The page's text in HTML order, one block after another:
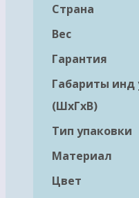
Страна
Вес
Гарантия
Габариты инд
(ШхГхВ)
Тип упаковки
Материал
Цвет